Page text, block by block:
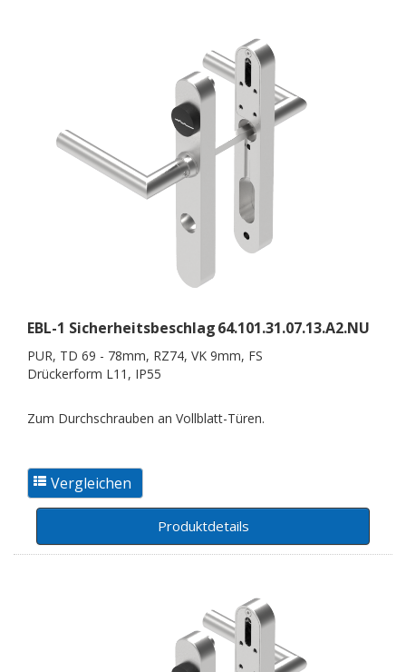
EBL-1 Sicherheitsbeschlag64.101.31.07.13.A2.NU
PUR, TD 69 - 78mm, RZ74, VK 9mm, FS
Drückerform L11, IP55
Zum Durchschrauben an Vollblatt-Türen.
Produktdetails